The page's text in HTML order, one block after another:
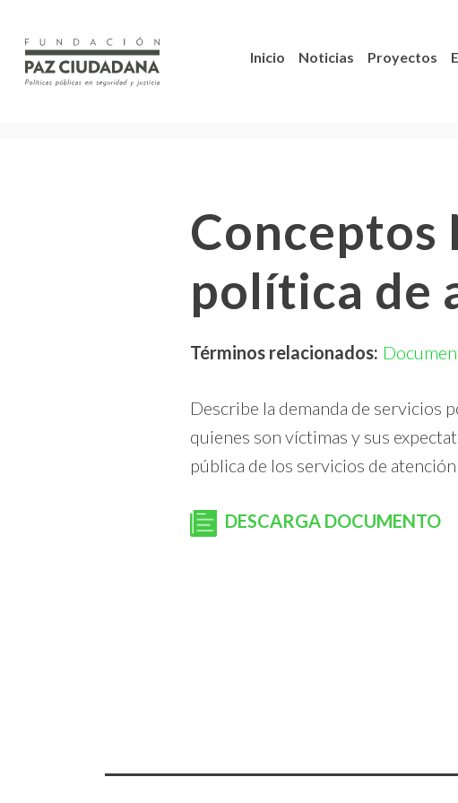
Inicio Noticias Proyectos
Conceptos
política de
Términos relacionados:
Describe la demanda de servicios
quienes son víctimas y sus
pública de los servicios de
DESCARGA DOCUMENTO